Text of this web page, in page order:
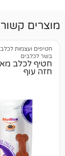
|חטיפי
מאמקס